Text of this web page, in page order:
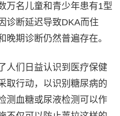
万名儿童和青少年患有1型
诊断延迟导致DKA而住
晚期诊断仍然普遍存在。
人们日益认识到医疗保健
取行动，以识别糖尿病的
测血糖或尿液检测可以作